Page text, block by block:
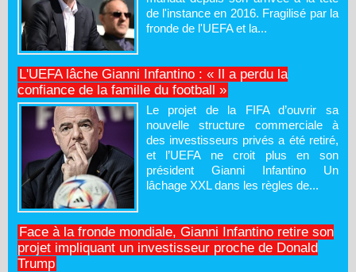
de l'instance en 2016. Fragilisé par la
fronde de l'UEFA et la...
L'UEFA lâche Gianni Infantino : « Il a perdu la
confiance de la famille du football »
Le projet de la FIFA d’ouvrir sa
nouvelle structure commerciale à
des investisseurs privés a été retiré,
et l’UEFA ne croit plus en son
président Gianni Infantino Un
lâchage XXL dans les règles de...
Face à la fronde mondiale, Gianni Infantino retire son
projet impliquant un investisseur proche de Donald
Trump